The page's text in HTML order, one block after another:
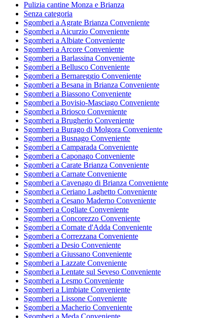
Pulizia cantine Monza e Brianza
Senza categoria
Sgomberi a Agrate Brianza Conveniente
Sgomberi a Aicurzio Conveniente
Sgomberi a Albiate Conveniente
Sgomberi a Arcore Conveniente
Sgomberi a Barlassina Conveniente
Sgomberi a Bellusco Conveniente
Sgomberi a Bernareggio Conveniente
Sgomberi a Besana in Brianza Conveniente
Sgomberi a Biassono Conveniente
Sgomberi a Bovisio-Masciago Conveniente
Sgomberi a Briosco Conveniente
Sgomberi a Brugherio Conveniente
Sgomberi a Burago di Molgora Conveniente
Sgomberi a Busnago Conveniente
Sgomberi a Camparada Conveniente
Sgomberi a Caponago Conveniente
Sgomberi a Carate Brianza Conveniente
Sgomberi a Carnate Conveniente
Sgomberi a Cavenago di Brianza Conveniente
Sgomberi a Ceriano Laghetto Conveniente
Sgomberi a Cesano Maderno Conveniente
Sgomberi a Cogliate Conveniente
Sgomberi a Concorezzo Conveniente
Sgomberi a Cornate d'Adda Conveniente
Sgomberi a Correzzana Conveniente
Sgomberi a Desio Conveniente
Sgomberi a Giussano Conveniente
Sgomberi a Lazzate Conveniente
Sgomberi a Lentate sul Seveso Conveniente
Sgomberi a Lesmo Conveniente
Sgomberi a Limbiate Conveniente
Sgomberi a Lissone Conveniente
Sgomberi a Macherio Conveniente